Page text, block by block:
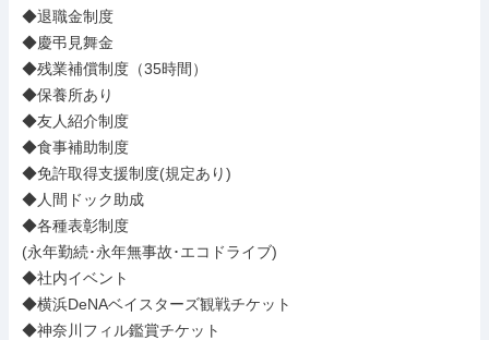
◆退職金制度
◆慶弔見舞金
◆残業補償制度（35時間）
◆保養所あり
◆友人紹介制度
◆食事補助制度
◆免許取得支援制度(規定あり)
◆人間ドック助成
◆各種表彰制度
(永年勤続･永年無事故･エコドライブ)
◆社内イベント
◆横浜DeNAベイスターズ観戦チケット
◆神奈川フィル鑑賞チケット